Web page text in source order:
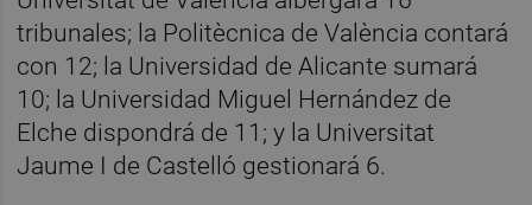
tribunales; la Politècnica de València contará
con 12; la Universidad de Alicante sumará
10; la Universidad Miguel Hernández de
Elche dispondrá de 11; y la Universitat
Jaume I de Castelló gestionará 6.